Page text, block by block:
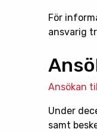
För
ansvarig
Ansökan
Under
samt